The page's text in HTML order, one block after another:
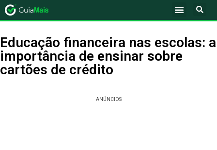
Educação financeira nas escolas: a
importância de ensinar sobre
cartões de crédito
ANÚNCIOS